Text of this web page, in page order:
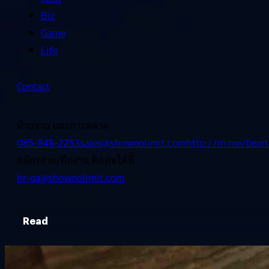
Biz
Game
Life
Contact
ฝ่ายขาย และการตลาด
085-848-2253sales@shownolimit.comhttp://m.me/
สมัครงาน/ฝึกงาน ติดต่อได้ที่
hr-ga@shownolimit.com
Read